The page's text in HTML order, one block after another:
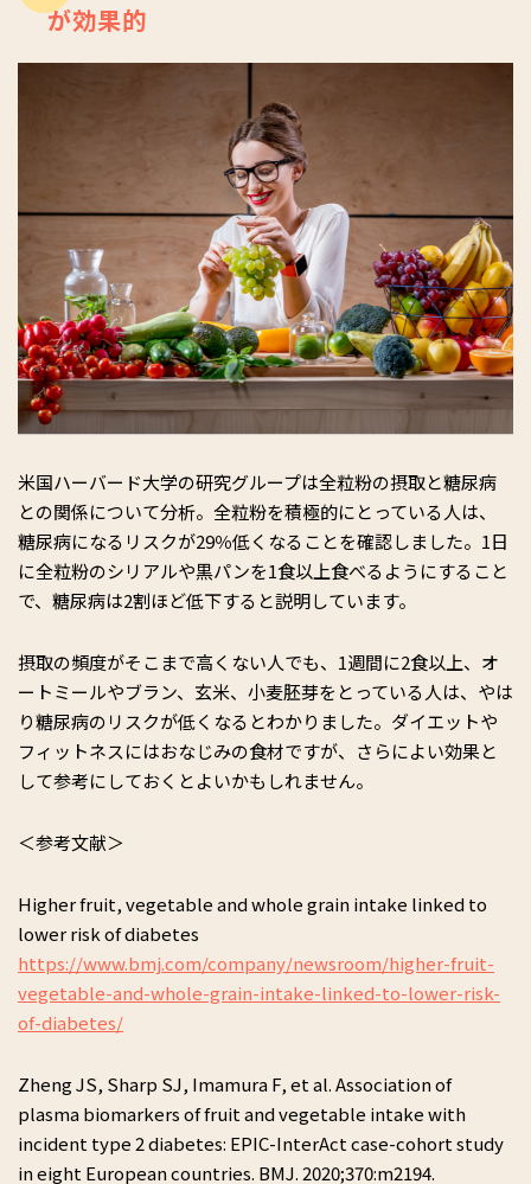
が効果的
米国ハーバード大学の研究グループは全粒粉の摂取と糖尿病
との関係について分析。全粒粉を積極的にとっている人は、
糖尿病になるリスクが29％低くなることを確認しました。1日
に全粒粉のシリアルや黒パンを1食以上食べるようにすること
で、糖尿病は2割ほど低下すると説明しています。
摂取の頻度がそこまで高くない人でも、1週間に2食以上、オ
ートミールやブラン、玄米、小麦胚芽をとっている人は、やは
り糖尿病のリスクが低くなるとわかりました。ダイエットや
フィットネスにはおなじみの食材ですが、さらによい効果と
して参考にしておくとよいかもしれません。
＜参考文献＞
Higher fruit, vegetable and whole grain intake linked to
lower risk of diabetes
https://www.bmj.com/company/newsroom/higher-fruit-
vegetable-and-whole-grain-intake-linked-to-lower-risk-
of-diabetes/
Zheng JS, Sharp SJ, Imamura F, et al. Association of
plasma biomarkers of fruit and vegetable intake with
incident type 2 diabetes: EPIC-InterAct case-cohort study
in eight European countries. BMJ. 2020;370:m2194.